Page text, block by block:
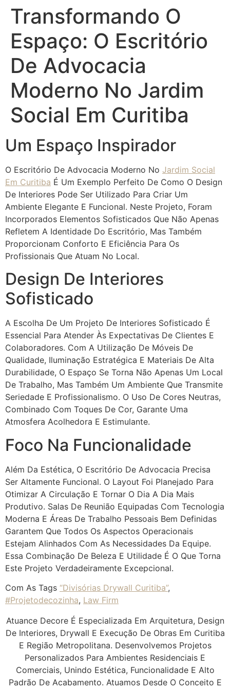
Transformando O
Espaço: O Escritório
De Advocacia
Moderno No Jardim
Social Em Curitiba
Um Espaço Inspirador
O Escritório De Advocacia Moderno No Jardim Social
Em Curitiba É Um Exemplo Perfeito De Como O Design
De Interiores Pode Ser Utilizado Para Criar Um
Ambiente Elegante E Funcional. Neste Projeto, Foram
Incorporados Elementos Sofisticados Que Não Apenas
Refletem A Identidade Do Escritório, Mas Também
Proporcionam Conforto E Eficiência Para Os
Profissionais Que Atuam No Local.
Design De Interiores
Sofisticado
A Escolha De Um Projeto De Interiores Sofisticado É
Essencial Para Atender Às Expectativas De Clientes E
Colaboradores. Com A Utilização De Móveis De
Qualidade, Iluminação Estratégica E Materiais De Alta
Durabilidade, O Espaço Se Torna Não Apenas Um Local
De Trabalho, Mas Também Um Ambiente Que Transmite
Seriedade E Profissionalismo. O Uso De Cores Neutras,
Combinado Com Toques De Cor, Garante Uma
Atmosfera Acolhedora E Estimulante.
Foco Na Funcionalidade
Além Da Estética, O Escritório De Advocacia Precisa
Ser Altamente Funcional. O Layout Foi Planejado Para
Otimizar A Circulação E Tornar O Dia A Dia Mais
Produtivo. Salas De Reunião Equipadas Com Tecnologia
Moderna E Áreas De Trabalho Pessoais Bem Definidas
Garantem Que Todos Os Aspectos Operacionais
Estejam Alinhados Com As Necessidades Da Equipe.
Essa Combinação De Beleza E Utilidade É O Que Torna
Este Projeto Verdadeiramente Excepcional.
Com As Tags “divisórias Drywall Curitiba”,
#Projetodecozinha, Law Firm
Atuance Decore É Especializada Em Arquitetura, Design
De Interiores, Drywall E Execução De Obras Em Curitiba
E Região Metropolitana. Desenvolvemos Projetos
Personalizados Para Ambientes Residenciais E
Comerciais, Unindo Estética, Funcionalidade E Alto
Padrão De Acabamento. Atuamos Desde O Conceito E